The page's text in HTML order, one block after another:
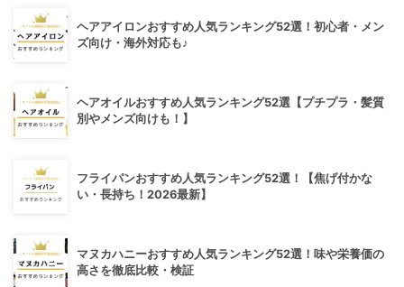
ヘアアイロンおすすめ人気ランキング52選！初心者・メン
ズ向け・海外対応も♪
ヘアオイルおすすめ人気ランキング52選【プチプラ・髪質
別やメンズ向けも！】
フライパンおすすめ人気ランキング52選！【焦げ付かな
い・長持ち！2026最新】
マヌカハニーおすすめ人気ランキング52選！味や栄養価の
高さを徹底比較・検証